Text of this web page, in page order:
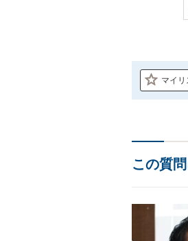
マイ
この質